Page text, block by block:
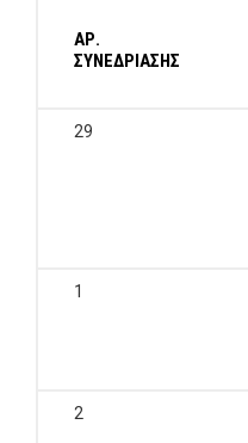
ΑΡ.
ΣΥΝΕΔΡΙΑΣΗΣ
29
1
2